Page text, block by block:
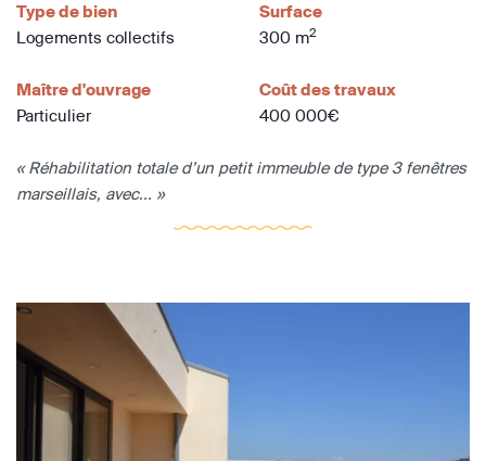
Type de bien
Logements collectifs
Surface
300 m2
Maître d'ouvrage
Particulier
Coût des travaux
400 000€
« Réhabilitation totale d’un petit immeuble de type 3 fenêtres
marseillais, avec... »